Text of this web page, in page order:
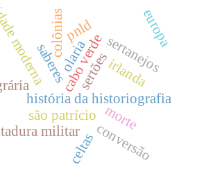
são patrício
história da historiografia
cabo verde
saberes
militar
sertões
olaria sertanejos
morte
europa
colônias
conversão
irlanda
celtas
pnld